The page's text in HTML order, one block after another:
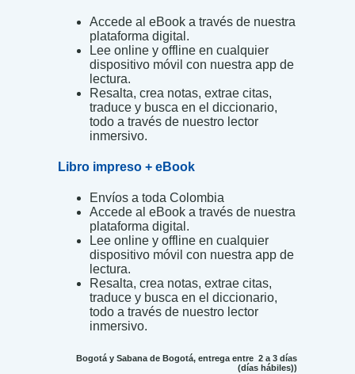
Accede al eBook a través de nuestra
plataforma digital.
Lee online y offline en cualquier
dispositivo móvil con nuestra app de
lectura.
Resalta, crea notas, extrae citas,
traduce y busca en el diccionario,
todo a través de nuestro lector
inmersivo.
Libro impreso + eBook
Envíos a toda Colombia
Accede al eBook a través de nuestra
plataforma digital.
Lee online y offline en cualquier
dispositivo móvil con nuestra app de
lectura.
Resalta, crea notas, extrae citas,
traduce y busca en el diccionario,
todo a través de nuestro lector
inmersivo.
Bogotá y Sabana de Bogotá, entrega entre 2 a 3 días
(días hábiles))